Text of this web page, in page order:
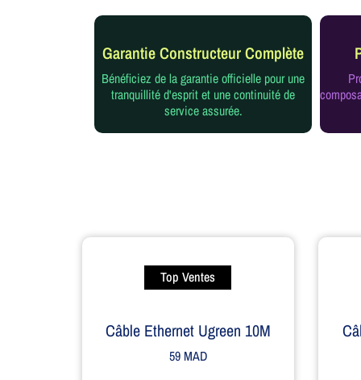
Garantie Constructeur Complète
Bénéficiez de la garantie officielle pour une
tranquillité d'esprit et une continuité de
service assurée.
Top Ventes
Câble Ethernet Ugreen 10M
59MAD